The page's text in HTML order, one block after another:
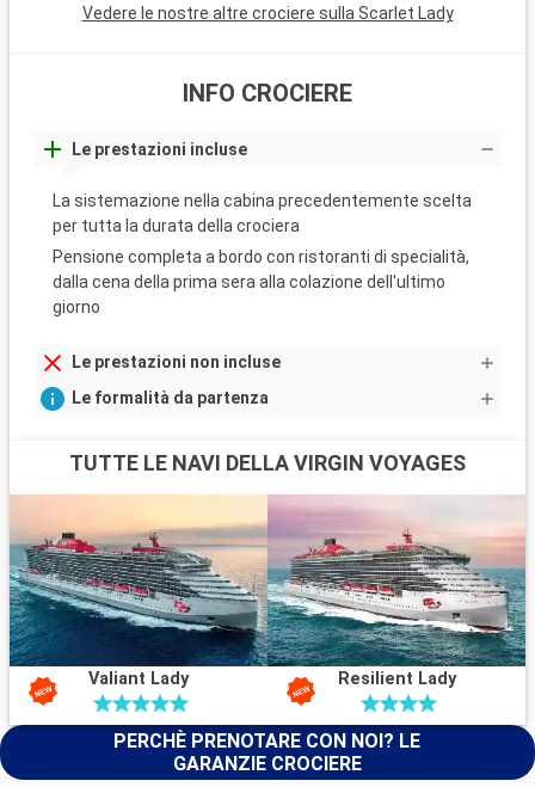
Vedere le nostre altre crociere sulla Scarlet Lady
INFO CROCIERE
Le prestazioni incluse
La sistemazione nella cabina precedentemente scelta
per tutta la durata della crociera
Pensione completa a bordo con ristoranti di specialità,
dalla cena della prima sera alla colazione dell'ultimo
giorno
Le prestazioni non incluse
Le formalità da partenza
TUTTE LE NAVI DELLA VIRGIN VOYAGES
Valiant Lady Resilient Lady
PERCHÈ PRENOTARE CON NOI? LE
GARANZIE CROCIERE